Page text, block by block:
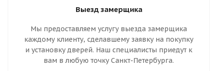
Выезд замерщика
Мы предоставляем услугу выезда замерщика
каждому клиенту, сделавшему заявку на покупку
и установку дверей. Наш специалисты приедут к
вам в любую точку Санкт-Петербурга.